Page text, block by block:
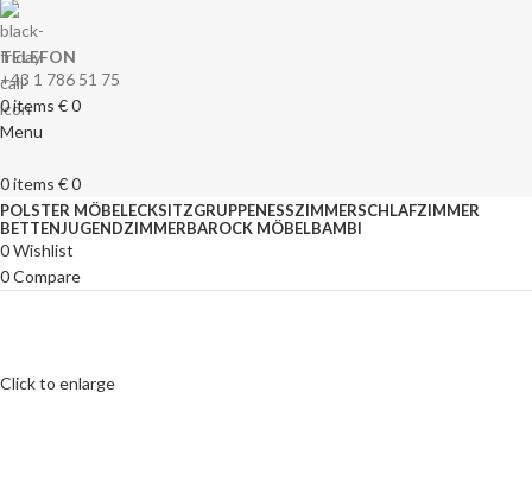
TELEFON
+43 1 786 51 75
0items €0
Menu
0items €0
POLSTER MÖBELECKSITZGRUPPENESSZIMMERSCHLAFZIMMER
BETTENJUGENDZIMMERBAROCK MÖBELBAMBI
0Wishlist
0Compare
Click to enlarge